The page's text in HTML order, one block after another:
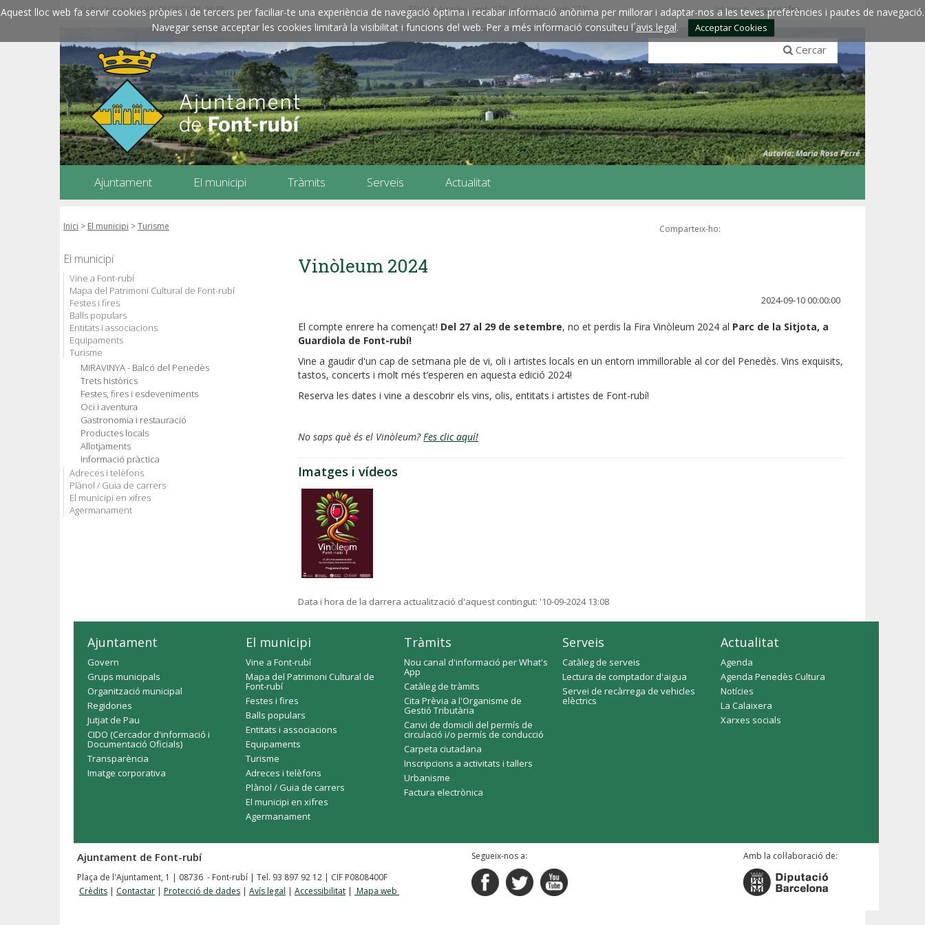
Aquest lloc web fa servir cookies pròpies i de tercers per faciliar-te una experiència de navegació òptima i recabar informació anònima per millorar i adaptar-nos a les teves preferències i pautes de navegació.
Navegar sense acceptar les cookies limitarà la visibilitat i funcions del web. Per a més informació consulteu l´avis legal. Acceptar Cookies
Data i hora oficials: 08/08/2026 08:38 ZOOM: Amplieu amb CTRL+ / Reduïu amb CTRL- Idiomes:esp engfra
Cercar
Ajuntament El municipi Tràmits Serveis Actualitat
Inici > El municipi >Turisme Comparteix-ho:
El municipi
Vine a Font-rubí
Mapa del Patrimoni Cultural de Font-rubí
Festes i fires
Balls populars
Entitats i associacions
Equipaments
Turisme
MIRAVINYA - Balcó del Penedès
Trets històrics
Festes, fires i esdeveniments
Oci i aventura
Gastronomia i restauració
Productes locals
Allotjaments
Informació pràctica
Adreces i telèfons
Plànol / Guia de carrers
El municipi en xifres
Agermanament
Vinòleum 2024
2024-09-10 00:00:00
El compte enrere ha començat! Del 27 al 29 de setembre, no et perdis la Fira Vinòleum 2024 al Parc de la Sitjota, a
Guardiola de Font-rubí!
Vine a gaudir d'un cap de setmana ple de vi, oli i artistes locals en un entorn immillorable al cor del Penedès. Vins exquisits,
tastos, concerts i molt més t’esperen en aquesta edició 2024!
Reserva les dates i vine a descobrir els vins, olis, entitats i artistes de Font-rubí!
No saps què és el Vinòleum?Fes clic aquí!
Imatges i vídeos
Data i hora de la darrera actualització d'aquest contingut: '10-09-2024 13:08
Ajuntament
Govern
Grups municipals
Organització municipal
Regidories
Jutjat de Pau
CIDO (Cercador d'informació i
Documentació Oficials)
Transparència
Imatge corporativa
El municipi
Vine a Font-rubí
Mapa del Patrimoni Cultural de
Font-rubí
Festes i fires
Balls populars
Entitats i associacions
Equipaments
Turisme
Adreces i telèfons
Plànol / Guia de carrers
El municipi en xifres
Agermanament
Tràmits
Nou canal d'informació per What's
App
Catàleg de tràmits
Cita Prèvia a l'Organisme de
Gestió Tributària
Canvi de domicili del permís de
circulació i/o permís de conducció
Carpeta ciutadana
Inscripcions a activitats i tallers
Urbanisme
Factura electrònica
Serveis
Catàleg de serveis
Lectura de comptador d'aigua
Servei de recàrrega de vehicles
elèctrics
Actualitat
Agenda
Agenda Penedès Cultura
Notícies
La Calaixera
Xarxes socials
Ajuntament de Font-rubí
Plaça de l'Ajuntament, 1 | 08736 - Font-rubí | Tel. 93 897 92 12 | CIF P0808400F
Crèdits | Contactar | Protecció de dades | Avís legal | Accessibilitat | Mapa web
Segueix-nos a: Amb la col·laboració de: